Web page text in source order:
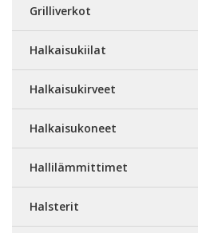
Grilliverkot
Halkaisukiilat
Halkaisukirveet
Halkaisukoneet
Hallilämmittimet
Halsterit